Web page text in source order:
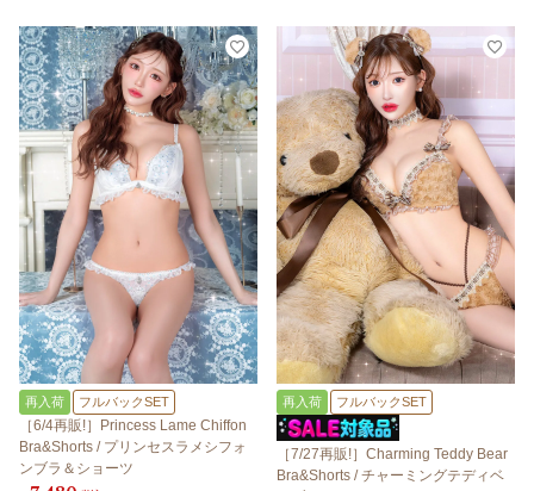
再入荷 フルバックSET
［6/4再販!］Princess Lame Chiffon
Bra&Shorts / プリンセスラメシフォ
ンブラ＆ショーツ
再入荷 フルバックSET
［7/27再販!］Charming Teddy Bear
Bra&Shorts / チャーミングテディベ